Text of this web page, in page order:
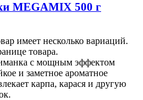
MEGAMIX 500 г
имеет несколько вариаций.
товара.
с мощным эффектом
и заметное ароматное
карпа, карася и другую